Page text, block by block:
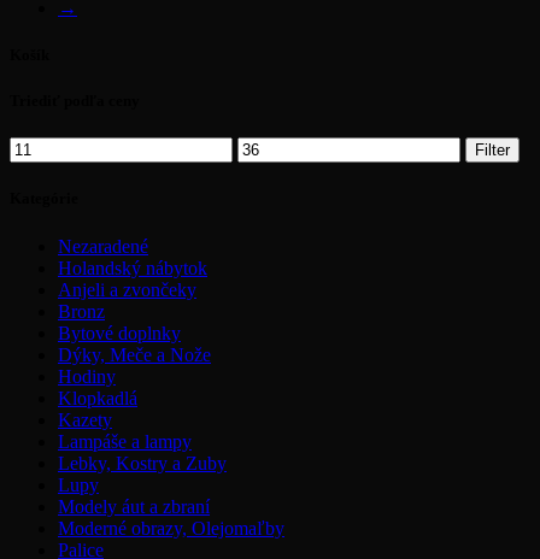
→
Minimálna
cena
Maximálna
cena
Filter
Nezaradené
Holandský nábytok
Anjeli a zvončeky
Bronz
Bytové doplnky
Dýky, Meče a Nože
Hodiny
Klopkadlá
Kazety
Lampáše a lampy
Lebky, Kostry a Zuby
Lupy
Modely áut a zbraní
Moderné obrazy, Olejomaľby
Palice